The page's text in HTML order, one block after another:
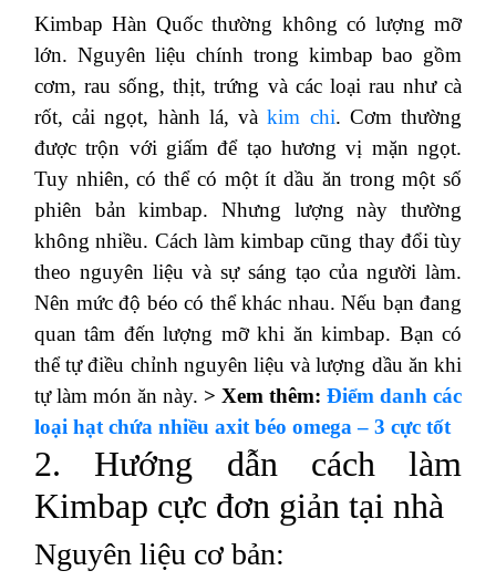
Kimbap Hàn Quốc thường không có lượng mỡ
lớn. Nguyên liệu chính trong kimbap bao gồm
cơm, rau sống, thịt, trứng và các loại rau như cà
rốt, cải ngọt, hành lá, vàkim chi. Cơm thường
được trộn với giấm để tạo hương vị mặn ngọt.
Tuy nhiên, có thể có một ít dầu ăn trong một số
phiên bản kimbap. Nhưng lượng này thường
không nhiều. Cách làm kimbap cũng thay đổi tùy
theo nguyên liệu và sự sáng tạo của người làm.
Nên mức độ béo có thể khác nhau. Nếu bạn đang
quan tâm đến lượng mỡ khi ăn kimbap. Bạn có
thể tự điều chỉnh nguyên liệu và lượng dầu ăn khi
tự làm món ăn này. > Xem thêm: Điểm danh các
loại hạt chứa nhiều axit béo omega – 3 cực tốt
2. Hướng dẫn cách làm
Kimbap cực đơn giản tại nhà
Nguyên liệu cơ bản: